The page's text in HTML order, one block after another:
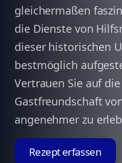
gleichermaßen
die Dienste von
dieser historischen
bestmöglich
Vertrauen Sie auf
Gastfreundschaft
angenehmer zu
Rezept erfassen